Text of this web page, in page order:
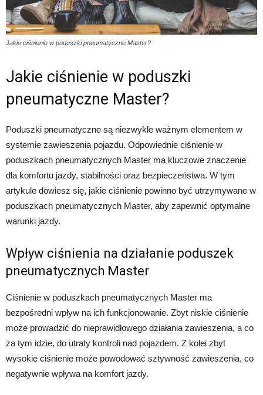
Jakie ciśnienie w poduszki pneumatyczne Master?
Jakie ciśnienie w poduszki
pneumatyczne Master?
Poduszki pneumatyczne są niezwykle ważnym elementem w
systemie zawieszenia pojazdu. Odpowiednie ciśnienie w
poduszkach pneumatycznych Master ma kluczowe znaczenie
dla komfortu jazdy, stabilności oraz bezpieczeństwa. W tym
artykule dowiesz się, jakie ciśnienie powinno być utrzymywane w
poduszkach pneumatycznych Master, aby zapewnić optymalne
warunki jazdy.
Wpływ ciśnienia na działanie poduszek
pneumatycznych Master
Ciśnienie w poduszkach pneumatycznych Master ma
bezpośredni wpływ na ich funkcjonowanie. Zbyt niskie ciśnienie
może prowadzić do nieprawidłowego działania zawieszenia, a co
za tym idzie, do utraty kontroli nad pojazdem. Z kolei zbyt
wysokie ciśnienie może powodować sztywność zawieszenia, co
negatywnie wpływa na komfort jazdy.